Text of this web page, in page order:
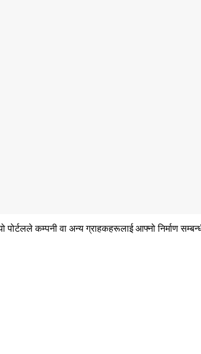
कम्पनी वा अन्य ग्राहकहरूलाई आफ्नो निर्माण